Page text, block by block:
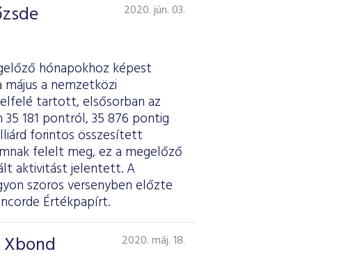
2020. jún. 03.
hónapokhoz képest
a nemzetközi
tartott, elsősorban az
181 pontról, 35 876 pontig
forintos összesített
felelt meg, ez a megelőző
aktivitást jelentett. A
szoros versenyben előzte
Értékpapírt.
2020. máj. 18.